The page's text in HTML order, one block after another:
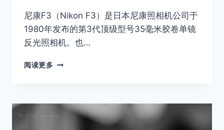
尼康F3（Nikon F3）是日本尼康照相机公司于
1980年发布的第3代顶级型号35毫米胶卷单镜
反光照相机。也…
阅读更多 NIKON